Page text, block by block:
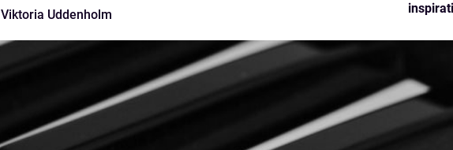
Viktoria Uddenholm